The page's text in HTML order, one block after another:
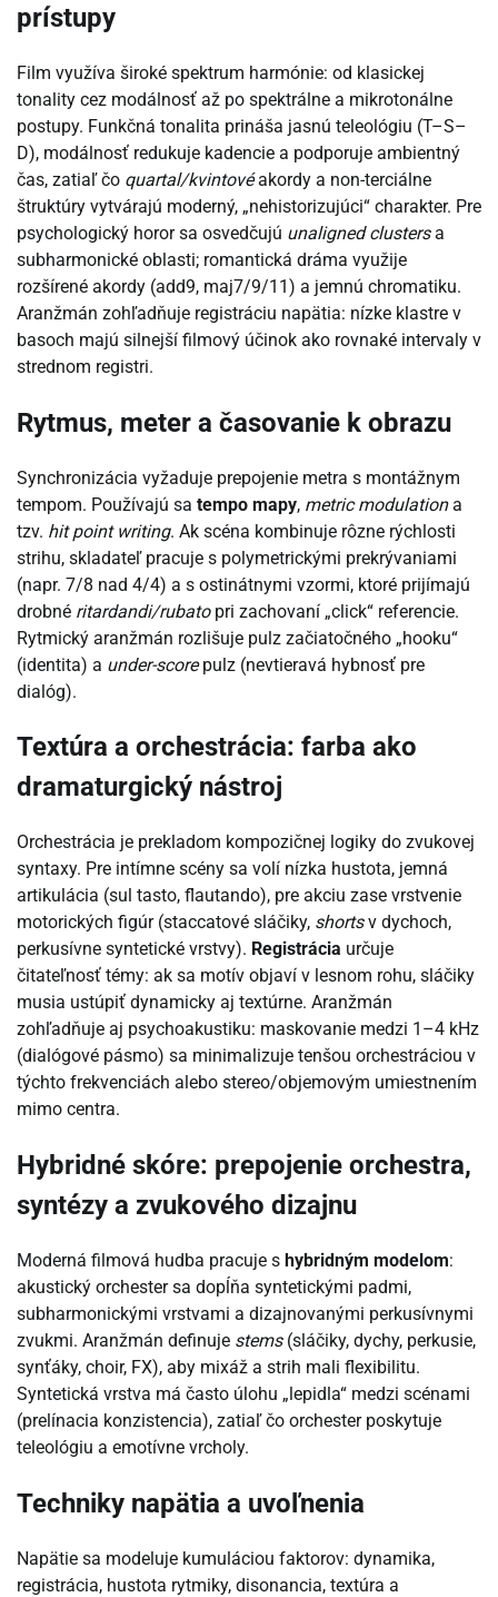
prístupy
Film využíva široké spektrum harmónie: od klasickej
tonality cez modálnosť až po spektrálne a mikrotonálne
postupy. Funkčná tonalita prináša jasnú teleológiu (T–S–
D), modálnosť redukuje kadencie a podporuje ambientný
čas, zatiaľ čo quartal/kvintovéakordy a non-terciálne
štruktúry vytvárajú moderný, „nehistorizujúci“ charakter. Pre
psychologický horor sa osvedčujú unaligned clustersa
subharmonické oblasti; romantická dráma využije
rozšírené akordy (add9, maj7/9/11) a jemnú chromatiku.
Aranžmán zohľadňuje registráciu napätia: nízke klastre v
basoch majú silnejší filmový účinok ako rovnaké intervaly v
strednom registri.
Rytmus, meter a časovanie k obrazu
Synchronizácia vyžaduje prepojenie metra s montážnym
tempom. Používajú sa tempo mapy, metric modulationa
tzv. hit point writing. Ak scéna kombinuje rôzne rýchlosti
strihu, skladateľ pracuje s polymetrickými prekrývaniami
(napr. 7/8 nad 4/4) a s ostinátnymi vzormi, ktoré prijímajú
drobné ritardandi/rubatopri zachovaní „click“ referencie.
Rytmický aranžmán rozlišuje pulz začiatočného „hooku“
(identita) a under-scorepulz (nevtieravá hybnosť pre
dialóg).
Textúra a orchestrácia: farba ako
dramaturgický nástroj
Orchestrácia je prekladom kompozičnej logiky do zvukovej
syntaxy. Pre intímne scény sa volí nízka hustota, jemná
artikulácia (sul tasto, flautando), pre akciu zase vrstvenie
motorických figúr (staccatové sláčiky, shortsv dychoch,
perkusívne syntetické vrstvy). Registrácia určuje
čitateľnosť témy: ak sa motív objaví v lesnom rohu, sláčiky
musia ustúpiť dynamicky aj textúrne. Aranžmán
zohľadňuje aj psychoakustiku: maskovanie medzi 1–4 kHz
(dialógové pásmo) sa minimalizuje tenšou orchestráciou v
týchto frekvenciách alebo stereo/objemovým umiestnením
mimo centra.
Hybridné skóre: prepojenie orchestra,
syntézy a zvukového dizajnu
Moderná filmová hudba pracuje s hybridným modelom:
akustický orchester sa dopĺňa syntetickými padmi,
subharmonickými vrstvami a dizajnovanými perkusívnymi
zvukmi. Aranžmán definuje stems(sláčiky, dychy, perkusie,
synťáky, choir, FX), aby mixáž a strih mali flexibilitu.
Syntetická vrstva má často úlohu „lepidla“ medzi scénami
(prelínacia konzistencia), zatiaľ čo orchester poskytuje
teleológiu a emotívne vrcholy.
Techniky napätia a uvoľnenia
Napätie sa modeluje kumuláciou faktorov: dynamika,
registrácia, hustota rytmiky, disonancia, textúra a